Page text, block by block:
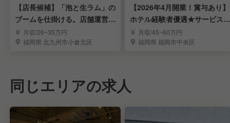
【店長候補】「泡と生ラム」の
ブームを仕掛ける。店舗運営の
全権を担う店長募集
月収/26~35万円
福岡県 北九州市小倉北区
【2026年4月開業！賞与あり】
ホテル経験者優遇★サービスス
タッフ募集！
月収/45~60万円
福岡県 福岡市中央区
同じエリアの求人